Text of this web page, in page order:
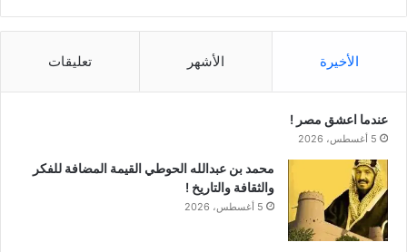
الأخيرة الأشهر تعليقات
عندما اعشق مصر !
5 أغسطس، 2026
محمد بن عبدالله الحوطي القيمة المضافة للفكر
والثقافة والتاريخ !
5 أغسطس، 2026